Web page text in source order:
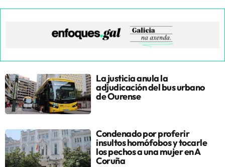
La justicia anula la
adjudicación del bus urbano
de Ourense
Condenado por proferir
insultos homófobos y tocarle
los pechos a una mujer en A
Coruña